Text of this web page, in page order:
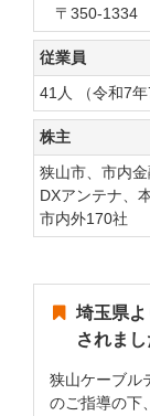
〒350-1334
従業員
41人
（令和7
株主
狭山市、 市内金
DXアンテナ、
市内外170社
埼玉県
されまし
狭山ケーブル
のご指導の下